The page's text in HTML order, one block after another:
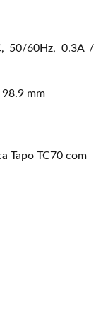
50/60Hz, 0.3A /
mm
Tapo TC70 com